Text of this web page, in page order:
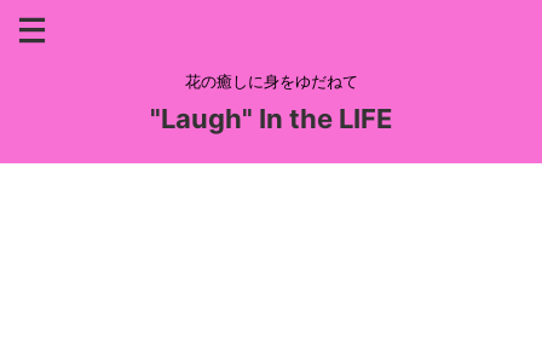
花の癒しに身をゆだねて
"Laugh" In the LIFE